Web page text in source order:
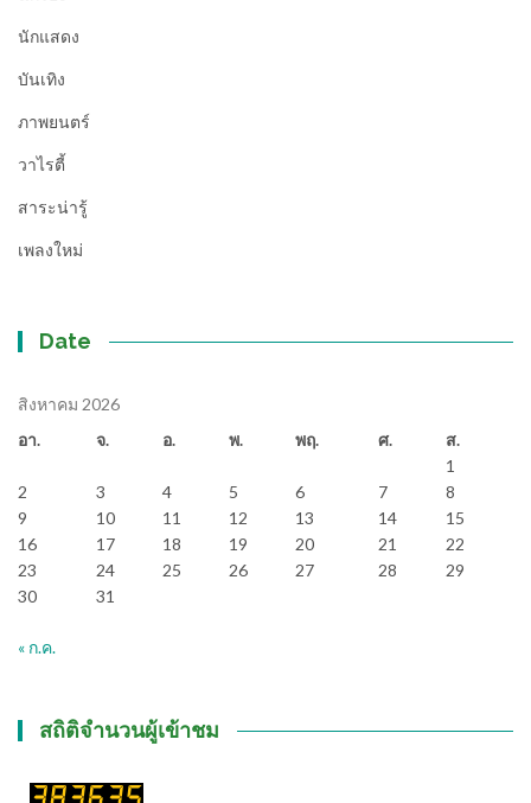
นักแสดง
บันเทิง
ภาพยนตร์
วาไรตี้
สาระน่ารู้
เพลงใหม่
Date
สิงหาคม 2026
อา.
จ. อ. พ. พฤ. ศ.
ส.
1
2
3 4 5 6 7
8
9
10 11 12 13 14
15
16
17 18 19 20 21
22
23
24 25 26 27 28
29
30
31
« ก.ค.
สถิติจำนวนผู้เข้าชม